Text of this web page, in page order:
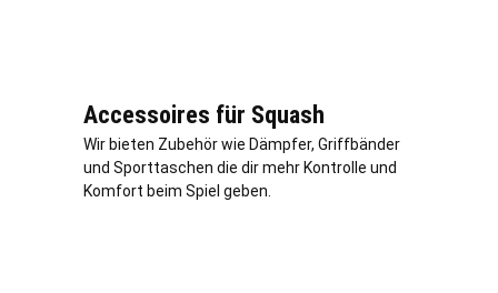
Accessoires für Squash
Wir bieten Zubehör wie Dämpfer, Griffbänder
und Sporttaschen die dir mehr Kontrolle und
Komfort beim Spiel geben.